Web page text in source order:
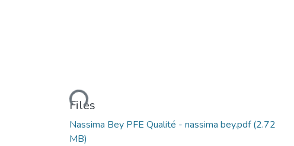
Loading...
Files
Nassima Bey PFE Qualité - nassima bey.pdf(2.72
MB)